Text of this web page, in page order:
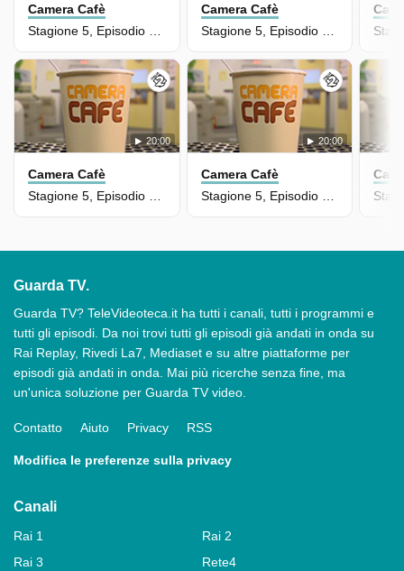
Camera Cafè
Stagione 5, Episodio 104 - Camera Cafe' '07
Camera Cafè
Stagione 5, Episodio 103 - Camera Cafe' '07
20:00
Camera Cafè
20:00
Camera Cafè
Guarda TV.
Guarda TV? TeleVideoteca.it ha tutti i canali, tutti i programmi e
tutti gli episodi. Da noi trovi tutti gli episodi già andati in onda su
Rai Replay, Rivedi La7, Mediaset e su altre piattaforme per
episodi già andati in onda. Mai più ricerche senza fine, ma
un'unica soluzione per Guarda TV video.
Contatto Aiuto Privacy RSS
Modifica le preferenze sulla privacy
Canali
Rai 1
Rai 2
Rai 3
Rete4